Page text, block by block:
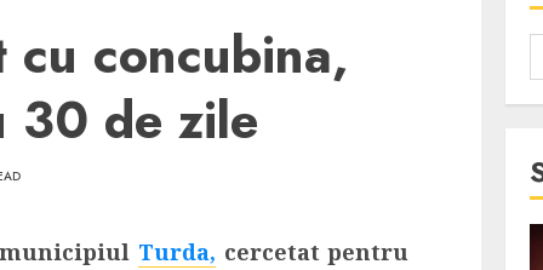
concubina,
30 de zile
Turda, cercetat pentru
4 min read